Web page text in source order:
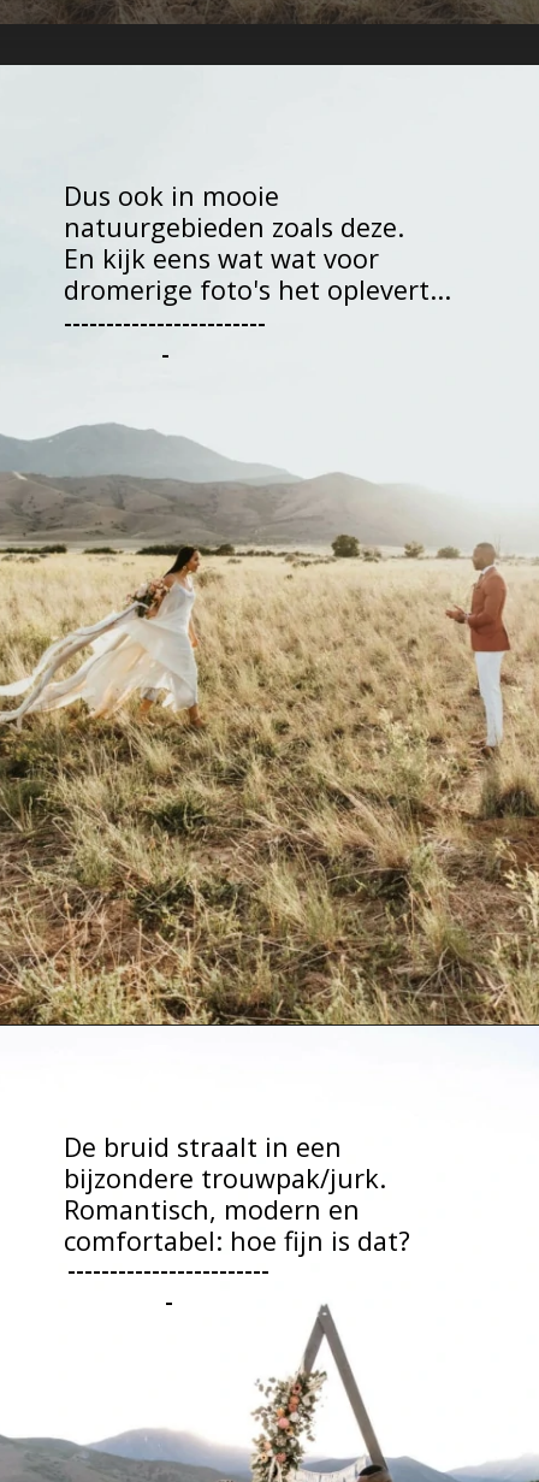
Dus ook in mooie
natuurgebieden zoals deze.
En kijk eens wat wat voor
dromerige foto's het oplevert...
------------------------
-
De bruid straalt in een
bijzondere trouwpak/jurk.
Romantisch, modern en
comfortabel: hoe fijn is dat?
------------------------
-